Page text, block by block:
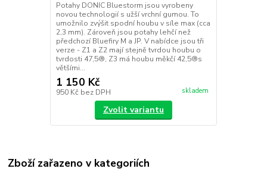
Potahy DONIC Bluestorm jsou vyrobeny
novou technologií s užší vrchní gumou. To
umožnilo zvýšit spodní houbu v síle max (cca
2,3 mm). Zároveň jsou potahy lehčí než
předchozí Bluefiry M a JP. V nabídce jsou tři
verze - Z1 a Z2 mají stejně tvrdou houbu o
tvrdosti 47,5®, Z3 má houbu měkčí 42,5®s
většími...
1 150 Kč
950 Kč bez DPH skladem
Zvolit variantu
Zboží zařazeno v kategoriích